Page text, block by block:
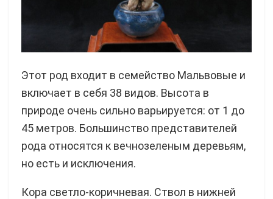
Этот род входит в семейство Мальвовые и
включает в себя 38 видов. Высота в
природе очень сильно варьируется: от 1 до
45 метров. Большинство представителей
рода относятся к вечнозеленым деревьям,
но есть и исключения.
Кора светло-коричневая. Ствол в нижней